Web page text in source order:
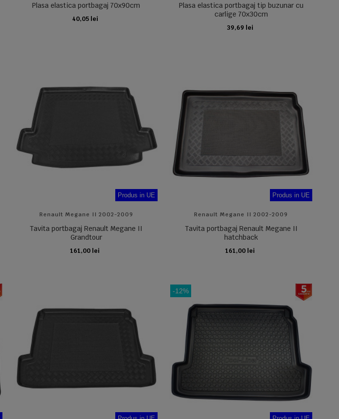
Plasa elastica portbagaj 70x90cm
40,05 lei
ADAUGA IN COS
Plasa elastica portbagaj tip buzunar cu
carlige 70x30cm
39,69 lei
ADAUGA IN COS
Produs in UE
Renault Megane II 2002-2009
Tavita portbagaj Renault Megane II
Grandtour
161,00 lei
ADAUGA IN COS
Produs in UE
Renault Megane II 2002-2009
Tavita portbagaj Renault Megane II
hatchback
161,00 lei
ADAUGA IN COS
-12%